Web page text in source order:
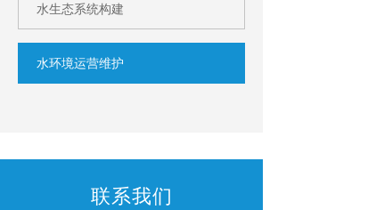
水生态系统构建
水环境运营维护
联系我们